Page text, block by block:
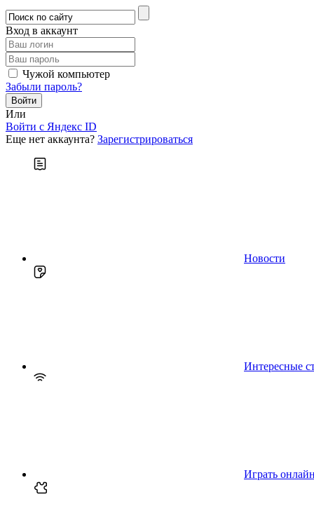
Вход в аккаунт
Чужой компьютер
Забыли пароль?
Или
Войти c Яндекс ID
Еще нет аккаунта? Зарегистрироваться
Новости
Интересные
Играть онлайн